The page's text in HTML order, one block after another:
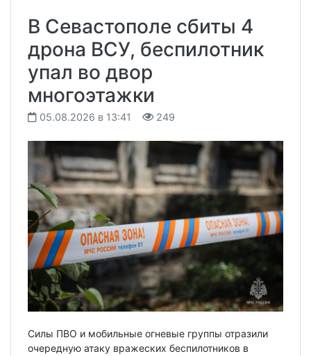
В Севастополе сбиты 4
дрона ВСУ, беспилотник
упал во двор
многоэтажки
05.08.2026 в 13:41 249
Силы ПВО и мобильные огневые группы отразили
очередную атаку вражеских беспилотников в